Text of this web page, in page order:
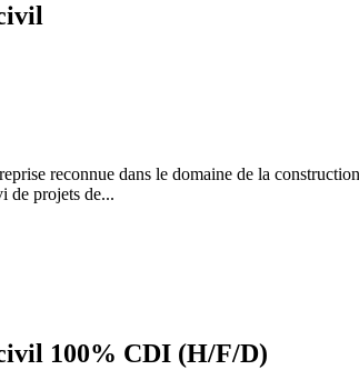
reconnue dans le domaine de la
de projets de...
100% CDI (H/F/D)